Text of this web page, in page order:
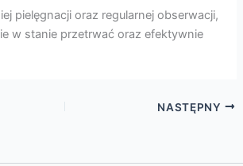
pielęgnacji oraz regularnej obserwacji,
w stanie przetrwać oraz efektywnie
NASTĘPNY